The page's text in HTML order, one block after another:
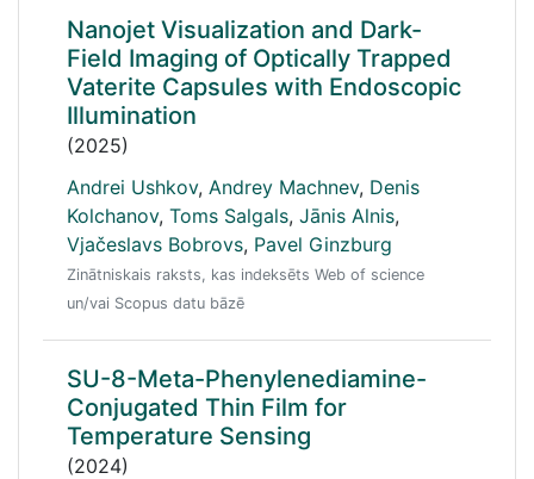
Nanojet Visualization and Dark-
Field Imaging of Optically Trapped
Vaterite Capsules with Endoscopic
Illumination
(2025)
Andrei Ushkov, Andrey Machnev, Denis
Kolchanov, Toms Salgals, Jānis Alnis,
Vjačeslavs Bobrovs, Pavel Ginzburg
Zinātniskais raksts, kas indeksēts Web of science
un/vai Scopus datu bāzē
SU-8-Meta-Phenylenediamine-
Conjugated Thin Film for
Temperature Sensing
(2024)